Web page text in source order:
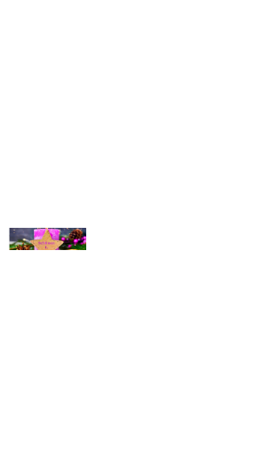
© Michael Bihlmayer